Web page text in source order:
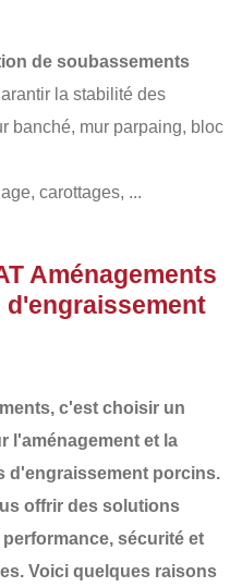
de soubassements
la stabilité des
banché, mur parpaing, bloc
carottages, ...
Aménagements
, c'est choisir un
l'aménagement et la
d'engraissement porcins.
offrir des solutions
performance, sécurité et
Voici quelques raisons